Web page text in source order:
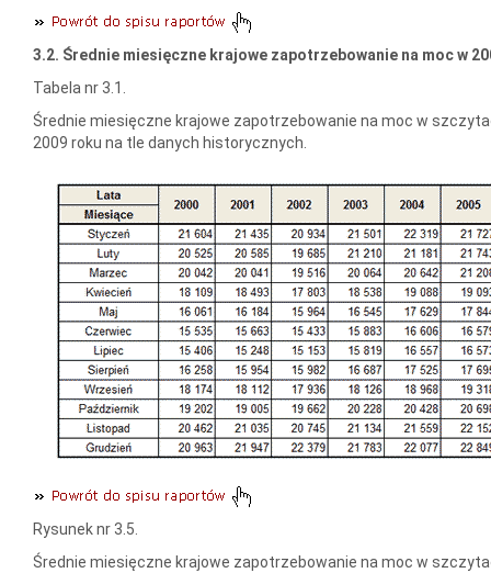
3.2. Średnie miesięczne krajowe zapotrzebowanie na moc w
Tabela nr 3.1.
Średnie miesięczne krajowe zapotrzebowanie na moc w
2009 roku na tle danych historycznych.
Rysunek nr 3.5.
Średnie miesięczne krajowe zapotrzebowanie na moc w